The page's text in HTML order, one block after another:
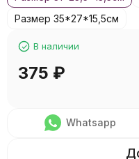
Размер 35*27*15,5см
В наличии
375 ₽
Whatsapp